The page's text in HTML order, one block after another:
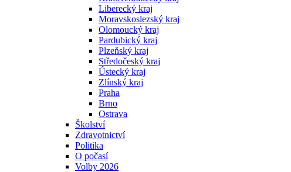
Liberecký kraj
Moravskoslezský kraj
Olomoucký kraj
Pardubický kraj
Plzeňský kraj
Středočeský kraj
Ústecký kraj
Zlínský kraj
Praha
Brno
Ostrava
Školství
Zdravotnictví
Politika
O počasí
Volby 2026